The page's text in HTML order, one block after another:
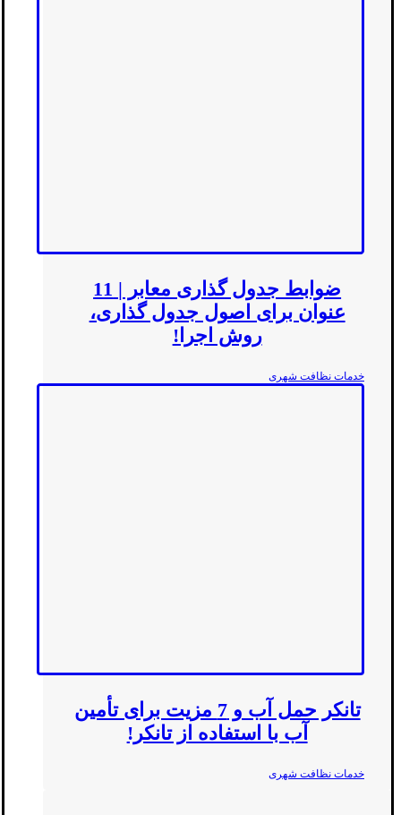
ضوابط جدول گذاری معابر | 11
عنوان برای اصول جدول گذاری،
روش اجرا!
خدمات نظافت شهری
تانکر حمل آب و 7 مزیت برای تأمین
آب با استفاده از تانکر!
خدمات نظافت شهری